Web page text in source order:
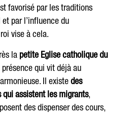
favorisé par les traditions
par l’influence du
vise à cela.
la petite Eglise catholique du
qui vit déjà au
Il existedes
assistent les migrants,
des dispenser des cours,